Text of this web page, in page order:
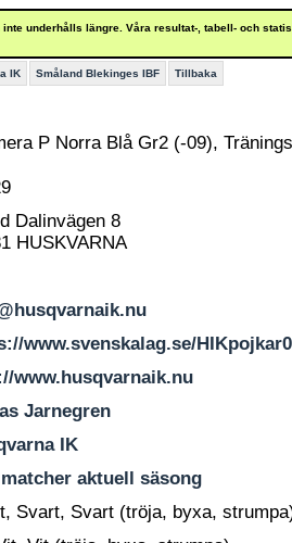
inte underhålls längre. Våra resultat-, tabell- och
IK Småland Blekinges IBF Tillbaka
P Norra Blå Gr2 (-09),
Dalinvägen 8
HUSKVARNA
www.svenskalag.se/
www.husqvarnaik.nu
Jarnegren
IK
aktuell säsong
Svart, Svart (tröja, byxa,